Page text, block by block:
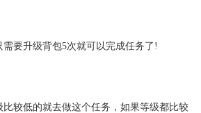
要升级背包5次就可以完成任务了!
较低的就去做这个任务，如果等级都比较